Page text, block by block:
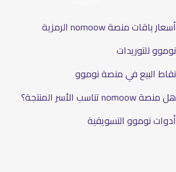
أسعار باقات منصة nomoow الرمزية
نوموو للتوريدات
نقاط البيع في منصة نوموو
هل منصة nomoow تناسب الأسر المنتجة؟
أدوات نوموو التسويقية